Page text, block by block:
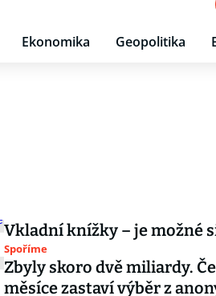
Ekonomika Geopolitika
Vkladní knížky – je možné
Spoříme
Zbyly skoro dvě miliardy.
měsíce zastaví výběr z